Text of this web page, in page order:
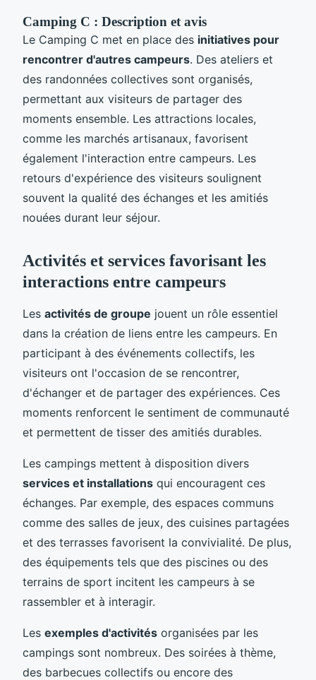
Camping C : Description et avis
Le Camping C met en place des initiatives pour
rencontrer d'autres campeurs. Des ateliers et
des randonnées collectives sont organisés,
permettant aux visiteurs de partager des
moments ensemble. Les attractions locales,
comme les marchés artisanaux, favorisent
également l'interaction entre campeurs. Les
retours d'expérience des visiteurs soulignent
souvent la qualité des échanges et les amitiés
nouées durant leur séjour.
Activités et services favorisant les
interactions entre campeurs
Les activités de groupe jouent un rôle essentiel
dans la création de liens entre les campeurs. En
participant à des événements collectifs, les
visiteurs ont l'occasion de se rencontrer,
d'échanger et de partager des expériences. Ces
moments renforcent le sentiment de communauté
et permettent de tisser des amitiés durables.
Les campings mettent à disposition divers
services et installations qui encouragent ces
échanges. Par exemple, des espaces communs
comme des salles de jeux, des cuisines partagées
et des terrasses favorisent la convivialité. De plus,
des équipements tels que des piscines ou des
terrains de sport incitent les campeurs à se
rassembler et à interagir.
Les exemples d'activités organisées par les
campings sont nombreux. Des soirées à thème,
des barbecues collectifs ou encore des